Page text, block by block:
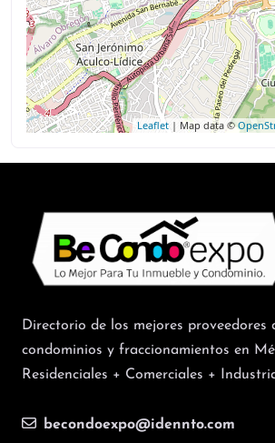
Leaflet | Map data ©
Directorio de los mejores proveedores
condominios y fraccionamientos en
Residenciales + Comerciales +
becondoexpo@idennto.com